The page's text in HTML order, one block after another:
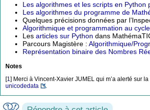
Les algorithmes et les scripts en
Les algorithmes du programme de
Quelques précisions données par
Algorithmique et programmation au
Les articles sur Python dans
Parcours Magistère : Algorithmique/
Représentation binaire des Nombres
Notes
[1] Merci à Vincent-Xavier JUMEL qui m’a alerté sur
unicodedata
.